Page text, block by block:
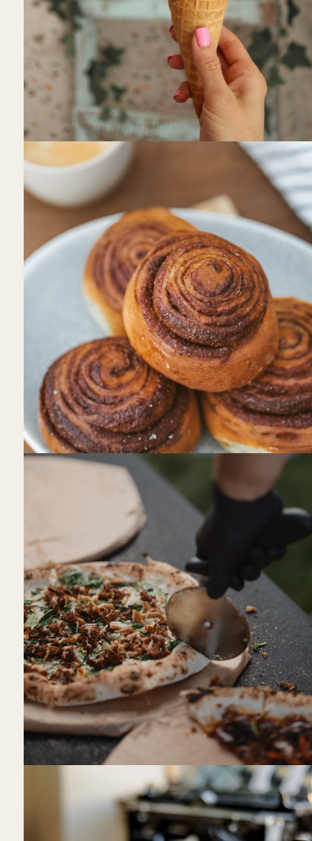
Angolo Italiano
Daugiau nei vienoje vietoje
Bundu Bakery
E. Ožeškienės g. 11-1, Kaunas
Pečkuriai
Visa Lietuva
Dirba tik šiltuoju sezonu | Maistas